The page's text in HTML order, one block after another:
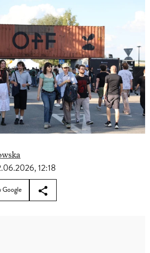
12:18
Google